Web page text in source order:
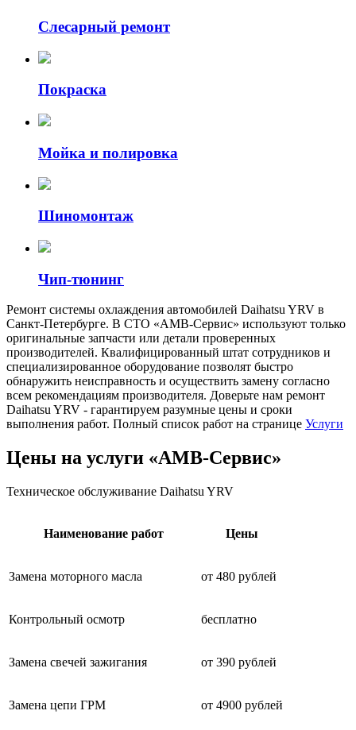
Слесарный ремонт
Покраска
Мойка и полировка
Шиномонтаж
Чип-тюнинг
Ремонт системы охлаждения автомобилей Daihatsu YRV в
Санкт-Петербурге. В СТО «АМВ-Сервис» используют только
оригинальные запчасти или детали проверенных
производителей. Квалифицированный штат сотрудников и
специализированное оборудование позволят быстро
обнаружить неисправность и осуществить замену согласно
всем рекомендациям производителя. Доверьте нам ремонт
Daihatsu YRV - гарантируем разумные цены и сроки
выполнения работ. Полный список работ на странице Услуги
Цены на услуги «АМВ-Сервис»
Техническое обслуживание Daihatsu YRV
Наименование работ Цены
Замена моторного масла от 480 рублей
Контрольный осмотр бесплатно
Замена свечей зажигания от 390 рублей
Замена цепи ГРМ от 4900 рублей